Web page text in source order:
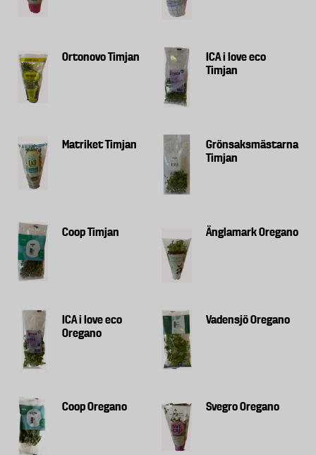
Ortonovo Timjan
ICA i love eco
Timjan
Matriket Timjan
Grönsaksmästarna
Timjan
Coop Timjan Änglamark Oregano
ICA i love eco
Oregano
Vadensjö Oregano
Coop Oregano Svegro Oregano